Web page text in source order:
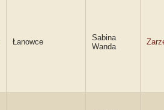
Łanowce
Sabina
Wanda